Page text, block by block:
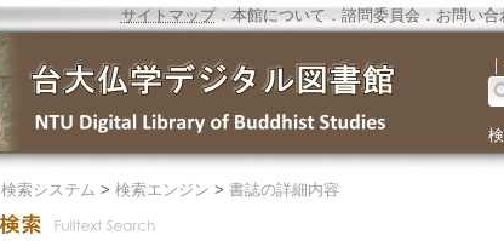
サイトマップ．本館について ． 諮問委員会． お問い合
｜
検索システム > 検索エンジン > 書誌の詳細内容